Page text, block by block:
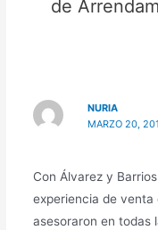
de
NURIA
MARZO 20,
Con Álvarez y
experiencia de venta
asesoraron en todas